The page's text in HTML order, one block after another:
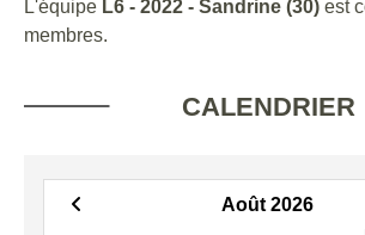
L'équipe L6 - 2022 - Sandrine (30) est
membres.
CALENDRIER
Août 2026